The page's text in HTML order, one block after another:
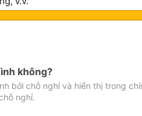
không?
bởi chỗ nghỉ và hiển thị trong
nghỉ.